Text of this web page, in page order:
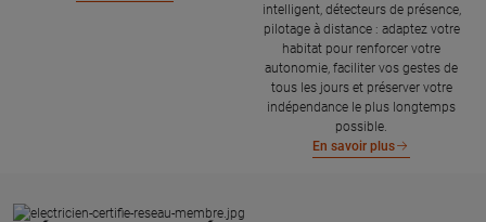
intelligent, détecteurs de présence,
pilotage à distance : adaptez votre
habitat pour renforcer votre
autonomie, faciliter vos gestes de
tous les jours et préserver votre
indépendance le plus longtemps
possible.
En savoir plus